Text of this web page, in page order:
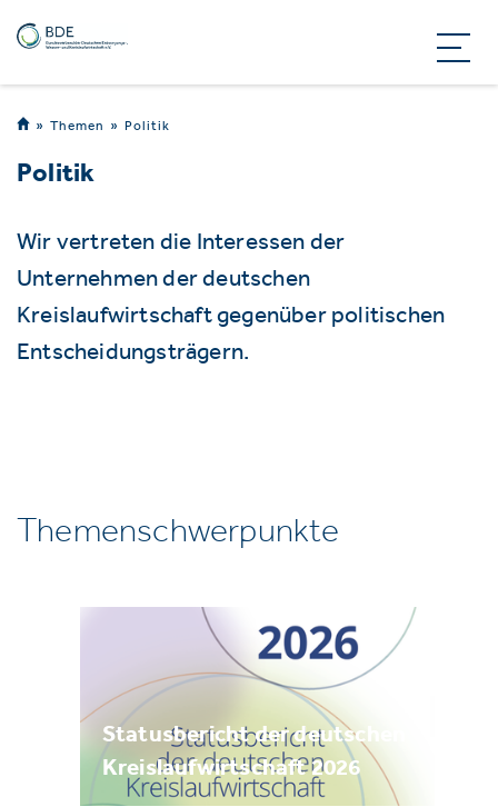
Themen Politik
Politik
Wir vertreten die Interessen der
Unternehmen der deutschen
Kreislaufwirtschaft gegenüber politischen
Entscheidungsträgern.
Themenschwerpunkte
Statusbericht der deutschen
Kreislaufwirtschaft 2026